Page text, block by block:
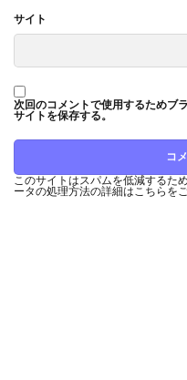
サイト
次回のコメントで使用するためブ
サイトを保存する。
このサイトはスパムを低減するた
ータの処理方法の詳細はこちらを